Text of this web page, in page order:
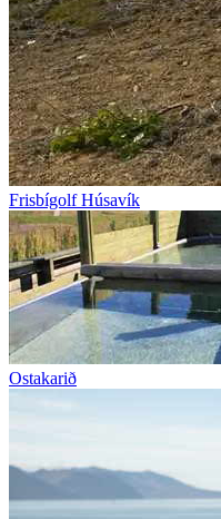
Frisbígolf Húsavík
Ostakarið